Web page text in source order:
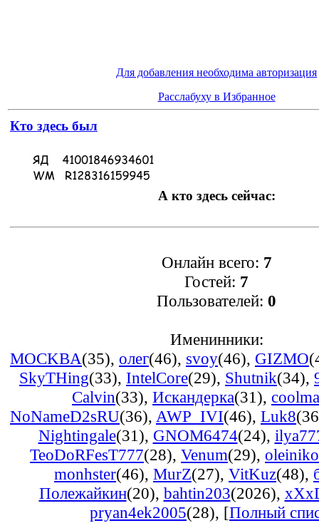
Для добавления необходима авторизация
Расслабуху в Избранное
Кто здесь был
А кто здесь сейчас:
Онлайн всего: 7
Гостей: 7
Пользователей: 0
Именинники:
MOCKBA(35), олег(46), svoy(46), GIZMO
SkyTHing(33), IntelCore(29), Shutnik(34),
Calvin(33), Искандерка(31),
NoNameD2sRU(36), AWP_IVI(46), Luk8
Nightingale(31), GNOM6474(24),
TeoDoRFesT777(28), Venum(29),
monhster(46), MurZ(27), VitKuz(48),
Полежайкин(20), bahtin203(2026),
pryan4ek2005(28), [Полный